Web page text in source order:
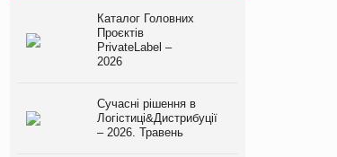
Каталог Головних
Проєктів
PrivateLabel –
2026
Сучасні рішення в
Логістиці&Дистрибуції
– 2026. Травень